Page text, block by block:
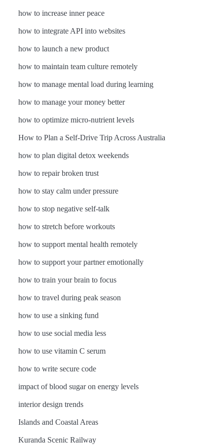
how to increase inner peace
how to integrate API into websites
how to launch a new product
how to maintain team culture remotely
how to manage mental load during learning
how to manage your money better
how to optimize micro-nutrient levels
How to Plan a Self-Drive Trip Across Australia
how to plan digital detox weekends
how to repair broken trust
how to stay calm under pressure
how to stop negative self-talk
how to stretch before workouts
how to support mental health remotely
how to support your partner emotionally
how to train your brain to focus
how to travel during peak season
how to use a sinking fund
how to use social media less
how to use vitamin C serum
how to write secure code
impact of blood sugar on energy levels
interior design trends
Islands and Coastal Areas
Kuranda Scenic Railway